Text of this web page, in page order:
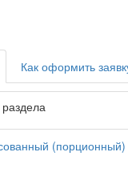
Как оформить